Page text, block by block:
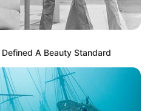
A Beauty Standard